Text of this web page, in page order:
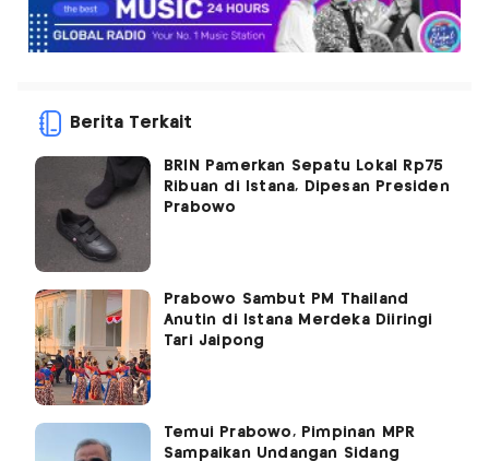
Berita Terkait
BRIN Pamerkan Sepatu Lokal Rp75
Ribuan di Istana, Dipesan Presiden
Prabowo
Prabowo Sambut PM Thailand
Anutin di Istana Merdeka Diiringi
Tari Jaipong
Temui Prabowo, Pimpinan MPR
Sampaikan Undangan Sidang